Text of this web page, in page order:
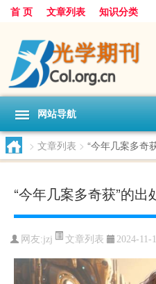
首 页 文章列表 知识分类
网站导航
> 文章列表 > “今年几案多奇
“今年几案多奇获”的出
网友:jzj 文章列表 2024-11-